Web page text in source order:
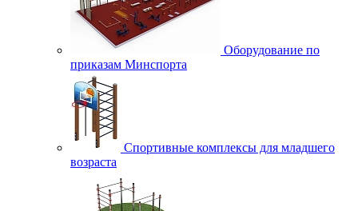
Оборудование по
приказам Минспорта
Спортивные комплексы для младшего
возраста